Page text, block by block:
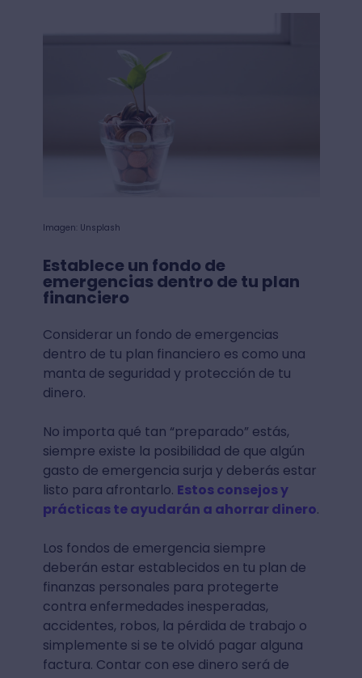
Imagen: Unsplash
Establece un fondo de
emergencias dentro de tu plan
financiero
Considerar un fondo de emergencias
dentro de tu plan financiero es como una
manta de seguridad y protección de tu
dinero.
No importa qué tan “preparado” estás,
siempre existe la posibilidad de que algún
gasto de emergencia surja y deberás estar
listo para afrontarlo. Estos consejos y
prácticas te ayudarán a ahorrar dinero.
Los fondos de emergencia siempre
deberán estar establecidos en tu plan de
finanzas personales para protegerte
contra enfermedades inesperadas,
accidentes, robos, la pérdida de trabajo o
simplemente si se te olvidó pagar alguna
factura. Contar con ese dinero será de